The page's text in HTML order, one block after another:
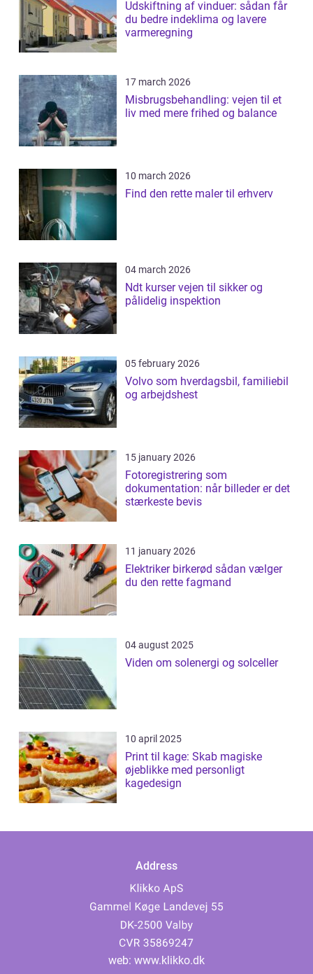
Udskiftning af vinduer: sådan får
du bedre indeklima og lavere
varmeregning
17 march 2026
Misbrugsbehandling: vejen til et
liv med mere frihed og balance
10 march 2026
Find den rette maler til erhverv
04 march 2026
Ndt kurser vejen til sikker og
pålidelig inspektion
05 february 2026
Volvo som hverdagsbil, familiebil
og arbejdshest
15 january 2026
Fotoregistrering som
dokumentation: når billeder er det
stærkeste bevis
11 january 2026
Elektriker birkerød sådan vælger
du den rette fagmand
04 august 2025
Viden om solenergi og solceller
10 april 2025
Print til kage: Skab magiske
øjeblikke med personligt
kagedesign
Address
web: www.klikko.dk